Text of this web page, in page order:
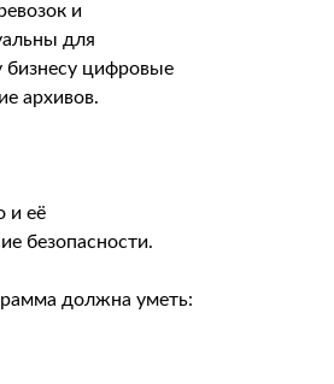
и
для
бизнесу цифровые
архивов.
и её
безопасности.
должна уметь: